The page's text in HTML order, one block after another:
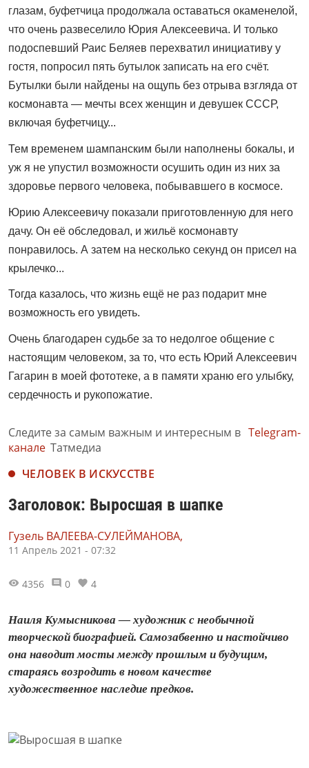
глазам, буфетчица продолжала оставаться окаменелой,
что очень развеселило Юрия Алексеевича. И только
подоспевший Раис Беляев перехватил инициативу у
гостя, попросил пять бутылок записать на его счёт.
Бутылки были найдены на ощупь без отрыва взгляда от
космонавта — мечты всех женщин и девушек СССР,
включая буфетчицу...
Тем временем шампанским были наполнены бокалы, и
уж я не упустил возможности осушить один из них за
здоровье первого человека, побывавшего в космосе.
Юрию Алексеевичу показали приготовленную для него
дачу. Он её обследовал, и жильё космонавту
понравилось. А затем на несколько секунд он присел на
крылечко...
Тогда казалось, что жизнь ещё не раз подарит мне
возможность его увидеть.
Очень благодарен судьбе за то недолгое общение с
настоящим человеком, за то, что есть Юрий Алексеевич
Гагарин в моей фототеке, а в памяти храню его улыбку,
сердечность и рукопожатие.
Следите за самым важным и интересным в Telegram-
канале Татмедиа
ЧЕЛОВЕК В ИСКУССТВЕ
Заголовок: Выросшая в шапке
Гузель ВАЛЕЕВА-СУЛЕЙМАНОВА,
11 Апрель 2021 - 07:32
4356 0 4
Наиля Кумысникова — художник с необычной
творческой биографией. Самозабвенно и настойчиво
она наводит мосты между прошлым и будущим,
стараясь возродить в новом качестве
художественное наследие предков.